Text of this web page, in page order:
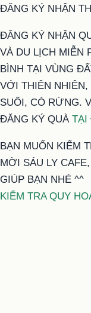
ĐĂNG KÝ NHẬN
ĐĂNG KÝ NHẬN
VÀ DU LỊCH MIỄN
BÌNH TẠI VÙNG
VỚI THIÊN
SUỐI, CÓ RỪNG.
ĐĂNG KÝ QUÀ TẠI
BẠN MUỐN KIỂM
MỜI SÁU LY
GIÚP BẠN NHÉ ^^
KIỂM TRA QUY